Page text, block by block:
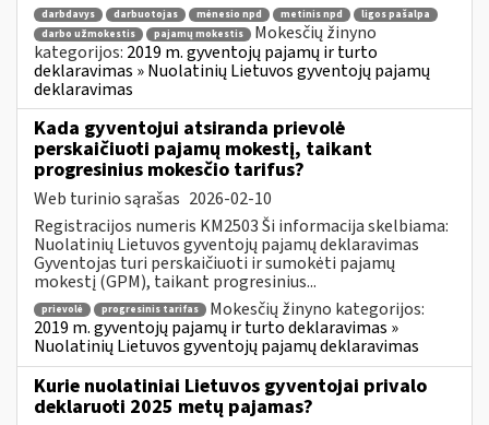
darbdavys darbuotojas mėnesio npd metinis npd
ligos pašalpa
darbo užmokestis
pajamų mokestis
Mokesčių žinyno
kategorijos: 2019 m. gyventojų pajamų ir turto
deklaravimas » Nuolatinių Lietuvos gyventojų pajamų
deklaravimas
Kada gyventojui atsiranda prievolė
perskaičiuoti pajamų mokestį, taikant
progresinius mokesčio tarifus?
Web turinio sąrašas 2026-02-10
Registracijos numeris KM2503 Ši informacija skelbiama:
Nuolatinių Lietuvos gyventojų pajamų deklaravimas
Gyventojas turi perskaičiuoti ir sumokėti pajamų
mokestį (GPM), taikant progresinius...
prievolė progresinis tarifas
Mokesčių žinyno kategorijos:
2019 m. gyventojų pajamų ir turto deklaravimas »
Nuolatinių Lietuvos gyventojų pajamų deklaravimas
Kurie nuolatiniai Lietuvos gyventojai privalo
deklaruoti 2025 metų pajamas?